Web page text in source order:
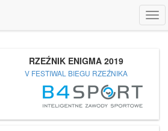
RZEŹNIK ENIGMA 2019
V FESTIWAL BIEGU RZEŹNIKA